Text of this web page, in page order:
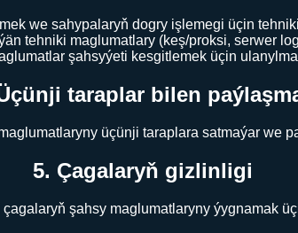
we sahypalaryň dogry işlemegi üçin
tehniki maglumatlary (keş/proksi, serwer
şahsyýeti kesgitlemek üçin
taraplar bilen
üçünji taraplara satmaýar we
5. Çagalaryň gizlinligi
şahsy maglumatlaryny ýygnamak